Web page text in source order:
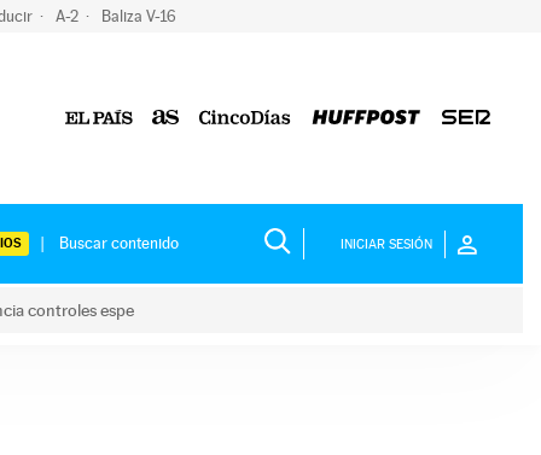
A-2 Baliza V-16
INICIAR SESIÓN
controles espe